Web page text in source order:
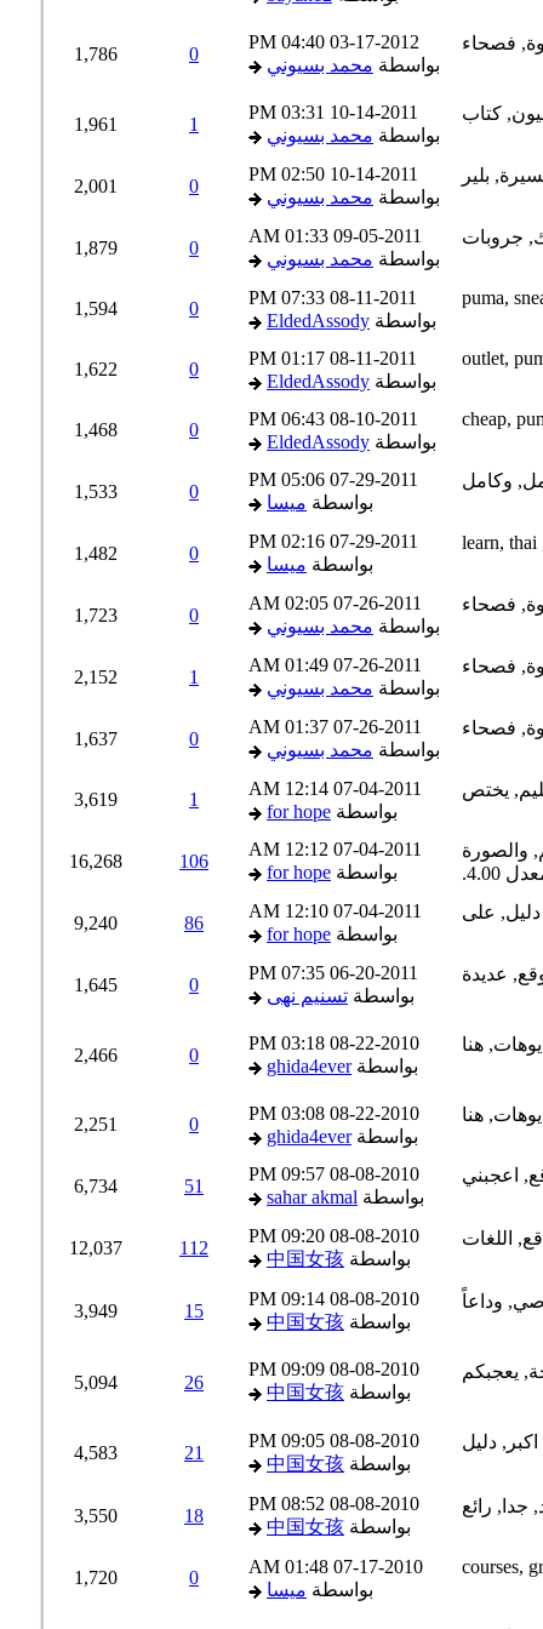
03-17-2012
04:40 PM
بواسطة محمد بسيوني
0
1,786
10-14-2011
03:31 PM
بواسطة محمد بسيوني
1
1,961
10-14-2011
02:50 PM
بواسطة محمد بسيوني
0
2,001
09-05-2011
01:33 AM
بواسطة محمد بسيوني
0
1,879
08-11-2011
07:33 PM
بواسطة EldedAssody
0
1,594
08-11-2011
01:17 PM
بواسطة EldedAssody
0
1,622
08-10-2011
06:43 PM
بواسطة EldedAssody
0
1,468
07-29-2011
05:06 PM
بواسطة ميسا
0
1,533
07-29-2011
02:16 PM
بواسطة ميسا
0
1,482
07-26-2011
02:05 AM
بواسطة محمد بسيوني
0
1,723
07-26-2011
01:49 AM
بواسطة محمد بسيوني
1
2,152
07-26-2011
01:37 AM
بواسطة محمد بسيوني
0
1,637
07-04-2011
12:14 AM
بواسطة for hope
1
3,619
07-04-2011
12:12 AM
بواسطة for hope
106
16,268
07-04-2011
12:10 AM
بواسطة for hope
86
9,240
06-20-2011
07:35 PM
بواسطة تسنيم نهى
0
1,645
08-22-2010
03:18 PM
بواسطةghida4ever
0
2,466
08-22-2010
03:08 PM
بواسطةghida4ever
0
2,251
08-08-2010
09:57 PM
بواسطة sahar akmal
51
6,734
08-08-2010
09:20 PM
بواسطة 中国女孩
112
12,037
08-08-2010
09:14 PM
بواسطة 中国女孩
15
3,949
08-08-2010
09:09 PM
بواسطة 中国女孩
26
5,094
08-08-2010
09:05 PM
بواسطة 中国女孩
21
4,583
08-08-2010
08:52 PM
بواسطة 中国女孩
18
3,550
07-17-2010
01:48 AM
بواسطة ميسا
0
1,720